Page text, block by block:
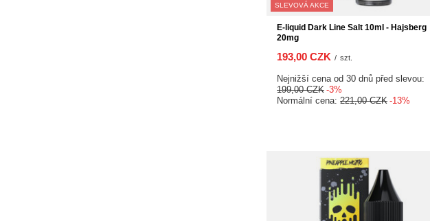
SLEVOVÁ AKCE
E-liquid Dark Line Salt 10ml - Hajsberg
20mg
193,00 CZK / szt.
Nejnižší cena od 30 dnů před slevou:
199,00 CZK -3%
Normální cena: 221,00 CZK -13%